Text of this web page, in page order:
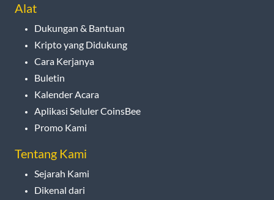
Alat
Dukungan & Bantuan
Kripto yang Didukung
Cara Kerjanya
Buletin
Kalender Acara
Aplikasi Seluler CoinsBee
Promo Kami
Tentang Kami
Sejarah Kami
Dikenal dari